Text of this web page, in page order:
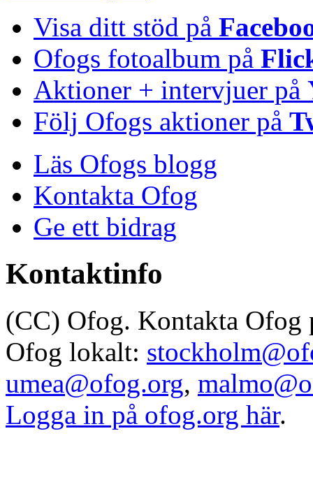
Visa ditt stöd på
Ofogs fotoalbum på
Aktioner + intervjuer på
Följ Ofogs aktioner på
Läs Ofogs blogg
Kontakta Ofog
Ge ett bidrag
Kontaktinfo
(CC) Ofog. Kontakta Ofog
Ofog lokalt:
umea@ofog.org,
Logga in på ofog.org här.